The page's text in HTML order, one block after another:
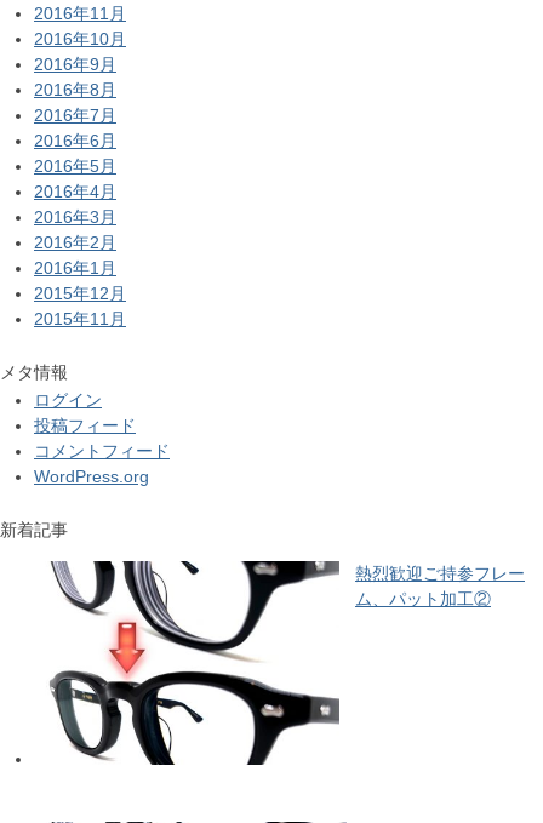
2016年11月
2016年10月
2016年9月
2016年8月
2016年7月
2016年6月
2016年5月
2016年4月
2016年3月
2016年2月
2016年1月
2015年12月
2015年11月
メタ情報
ログイン
投稿フィード
コメントフィード
WordPress.org
新着記事
熱烈歓迎ご持参フレー
ム、パット加工②